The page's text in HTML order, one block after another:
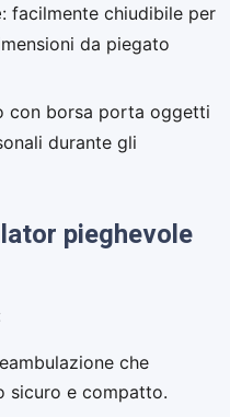
: facilmente chiudibile per
da piegato
con borsa porta oggetti
durante gli
pieghevole
che
sicuro e compatto.